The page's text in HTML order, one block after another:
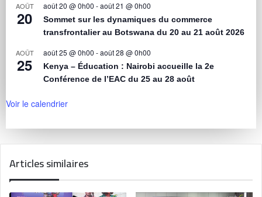
AOÛT
20
août 20 @ 0h00 -août 21 @ 0h00
Sommet sur les dynamiques du commerce
transfrontalier au Botswana du 20 au 21 août 2026
AOÛT
25
août 25 @ 0h00 -août 28 @ 0h00
Kenya – Éducation : Nairobi accueille la 2e
Conférence de l’EAC du 25 au 28 août
Voir le calendrier
Articles similaires